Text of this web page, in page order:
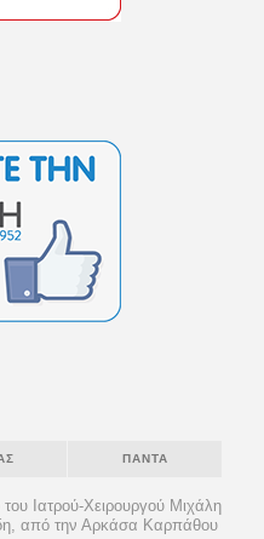
ΠΆΝΤΑ
Ιατρού-Χειρουργού Μιχάλη
από την Αρκάσα Καρπάθου